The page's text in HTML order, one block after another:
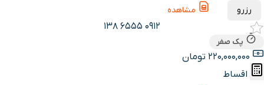
رزرو مشاهده
0912 6555 138
پک صفر
اقساط